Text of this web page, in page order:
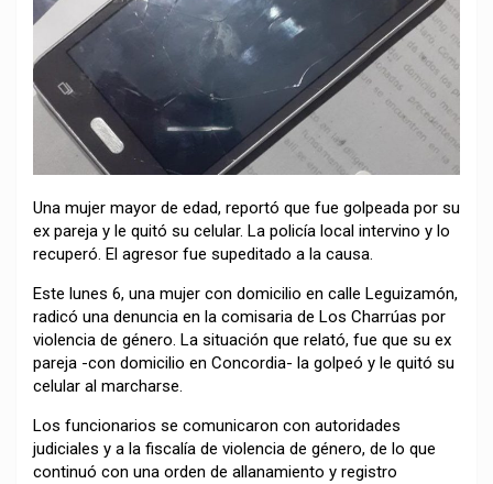
Una mujer mayor de edad, reportó que fue golpeada por su
ex pareja y le quitó su celular. La policía local intervino y lo
recuperó. El agresor fue supeditado a la causa.
Este lunes 6, una mujer con domicilio en calle Leguizamón,
radicó una denuncia en la comisaria de Los Charrúas por
violencia de género. La situación que relató, fue que su ex
pareja -con domicilio en Concordia- la golpeó y le quitó su
celular al marcharse.
Los funcionarios se comunicaron con autoridades
judiciales y a la fiscalía de violencia de género, de lo que
continuó con una orden de allanamiento y registro